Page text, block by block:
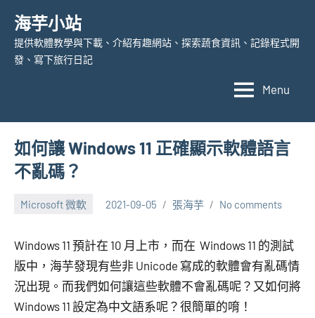
content
海芋小站
提供軟體教學與下載、介紹有趣網站、探索蔬食資訊、記錄程式開
發、寫下旅行日記
Menu
如何讓 Windows 11 正確顯示軟體語言
不亂碼？
Microsoft 微軟 2021-09-05 張海芋 No comments
Windows 11 預計在 10 月上市，而在 Windows 11 的測試
版中，海芋發現有些非 Unicode 寫成的軟體會有亂碼情
況出現。而我們如何讓這些軟體不會亂碼呢？又如何將
Windows 11 設定為中文語系呢？很簡單的唷！